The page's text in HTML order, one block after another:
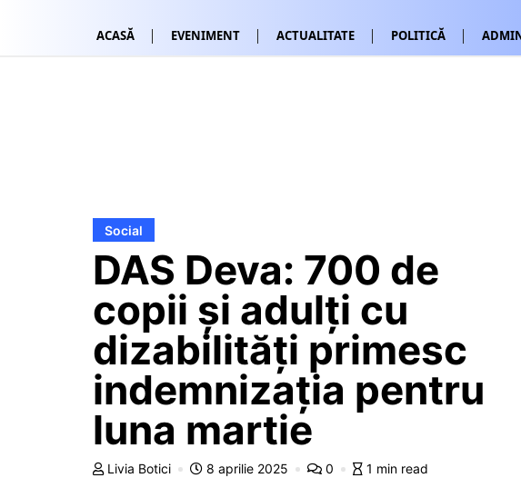
ACASĂ EVENIMENT ACTUALITATE POLITICĂ
Social
DAS Deva: 700 de
copii și adulți cu
dizabilități primesc
indemnizația pentru
luna martie
Livia Botici 8 aprilie 2025 0 1 min read